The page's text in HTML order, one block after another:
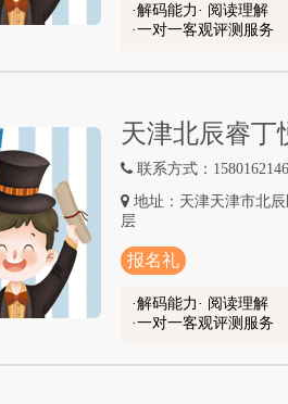
解码能力· 阅读理解
一对一客观评测服务
天津北辰睿丁
联系方式：
地址：天津天津市北
层
报名礼
解码能力· 阅读理解
一对一客观评测服务